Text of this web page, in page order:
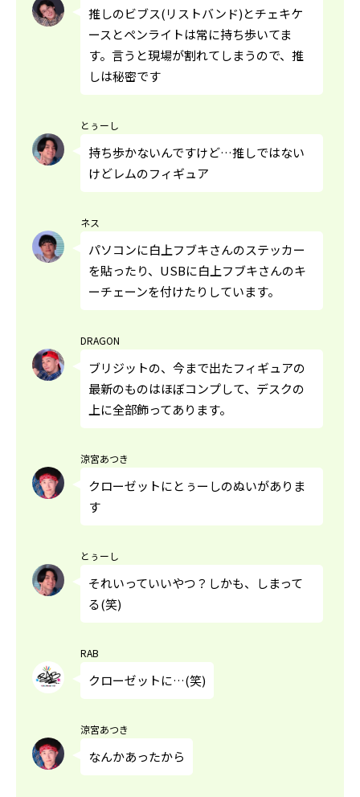
推しのビブス(リストバンド)とチェキケ
ースとペンライトは常に持ち歩いてま
す。言うと現場が割れてしまうので、推
しは秘密です
とぅーし
持ち歩かないんですけど…推しではない
けどレムのフィギュア
ネス
パソコンに白上フブキさんのステッカー
を貼ったり、USBに白上フブキさんのキ
ーチェーンを付けたりしています。
DRAGON
ブリジットの、今まで出たフィギュアの
最新のものはほぼコンプして、デスクの
上に全部飾ってあります。
涼宮あつき
クローゼットにとぅーしのぬいがありま
す
とぅーし
それいっていいやつ？しかも、しまって
る(笑)
RAB
クローゼットに…(笑)
涼宮あつき
なんかあったから